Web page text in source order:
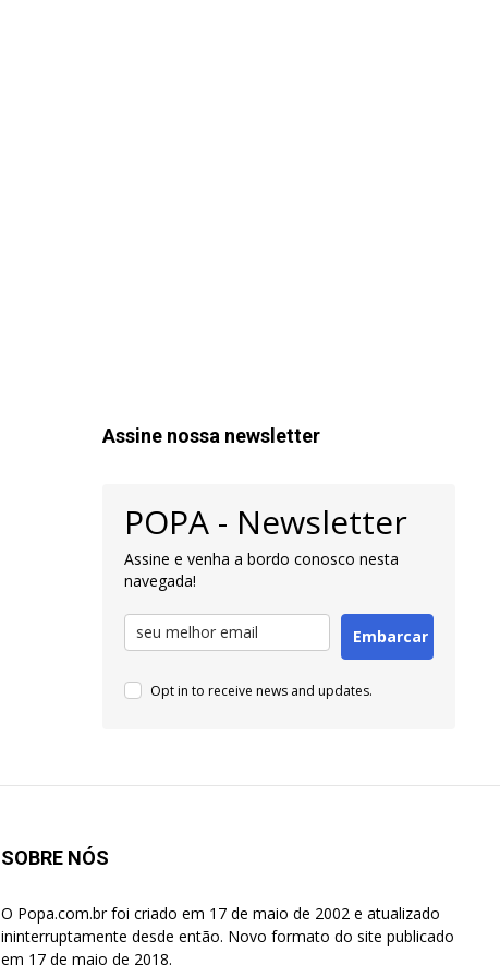
Assine nossa newsletter
POPA - Newsletter
Assine e venha a bordo conosco nesta
navegada!
Embarcar
Opt in to receive news and updates.
SOBRE NÓS
O Popa.com.br foi criado em 17 de maio de 2002 e atualizado
ininterruptamente desde então. Novo formato do site publicado
em 17 de maio de 2018.